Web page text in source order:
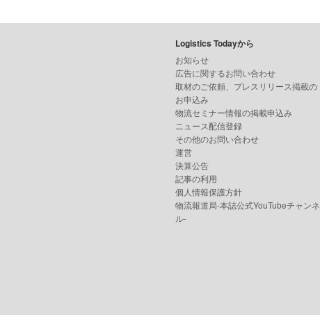
Logistics Todayから
お知らせ
広告に関するお問い合わせ
取材のご依頼、プレスリリース掲載の
お申込み
物流セミナー情報の掲載申込み
ニュース配信登録
その他のお問い合わせ
運営
決算公告
記事の利用
個人情報保護方針
物流報道局-本誌公式YouTubeチャンネ
ル-